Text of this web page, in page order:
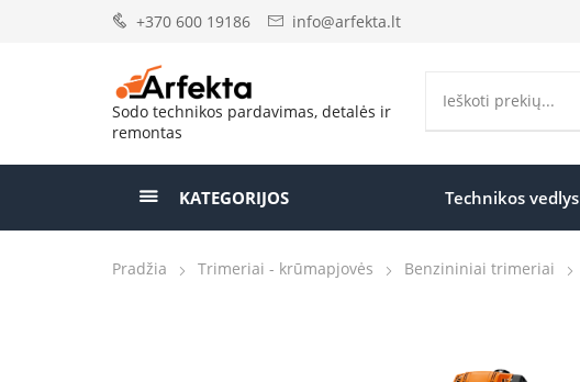
+370 600 19186 info@arfekta.lt
Sodo technikos pardavimas, detalės ir
remontas
KATEGORIJOS Technikos vedlys
Pradžia Trimeriai - krūmapjovės Benzininiai trimeriai